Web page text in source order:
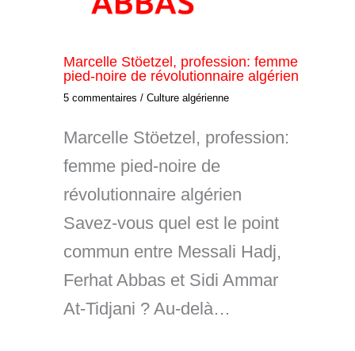
Marcelle Stöetzel, profession: femme
pied-noire de révolutionnaire algérien
5 commentaires / Culture algérienne
Marcelle Stöetzel, profession:
femme pied-noire de
révolutionnaire algérien
Savez-vous quel est le point
commun entre Messali Hadj,
Ferhat Abbas et Sidi Ammar
At-Tidjani ? Au-delà…